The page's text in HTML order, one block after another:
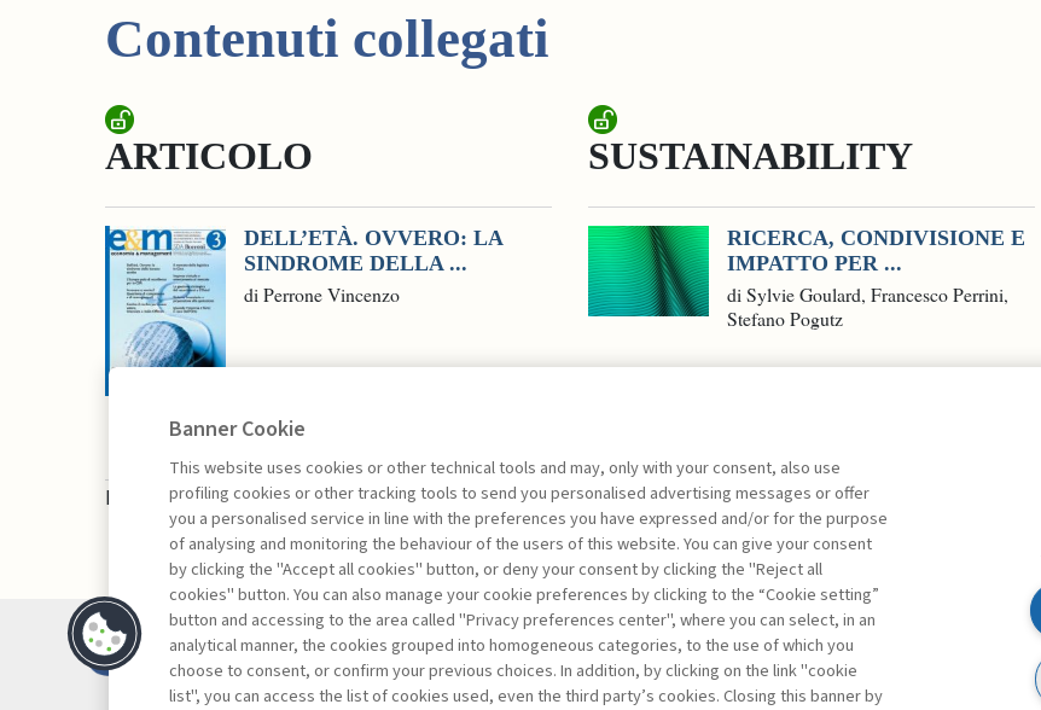
Contenuti collegati
ARTICOLO
DELL’ETÀ. OVVERO: LA
SINDROME DELLA ...
di Perrone Vincenzo
SUSTAINABILITY
RICERCA, CONDIVISIONE E
IMPATTO PER ...
di Sylvie Goulard, Francesco Perrini,
Stefano Pogutz
La consultazione dei libri è riservata esclusivamente agli abbonati Premium
Contatti
Abbonamenti
Archivio rubriche
FacebookTwitterLinkedin
Banner Cookie
This website uses cookies or other technical tools and may, only with your consent, also use
profiling cookies or other tracking tools to send you personalised advertising messages or offer
you a personalised service in line with the preferences you have expressed and/or for the purpose
of analysing and monitoring the behaviour of the users of this website. You can give your consent
by clicking the "Accept all cookies" button, or deny your consent by clicking the "Reject all
cookies" button. You can also manage your cookie preferences by clicking to the “Cookie setting”
button and accessing to the area called "Privacy preferences center", where you can select, in an
analytical manner, the cookies grouped into homogeneous categories, to the use of which you
choose to consent, or confirm your previous choices. In addition, by clicking on the link "cookie
list", you can access the list of cookies used, even the third party’s cookies. Closing this banner by